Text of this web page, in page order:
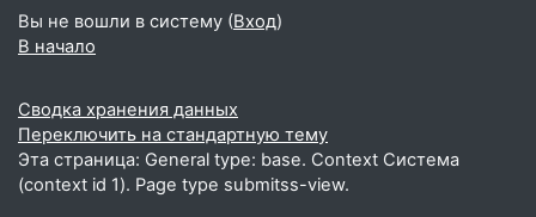
Вы не вошли в систему (Вход)
В начало
Сводка хранения данных
Переключить на стандартную тему
Эта страница: General type: base. Context Система
(context id 1). Page type submitss-view.